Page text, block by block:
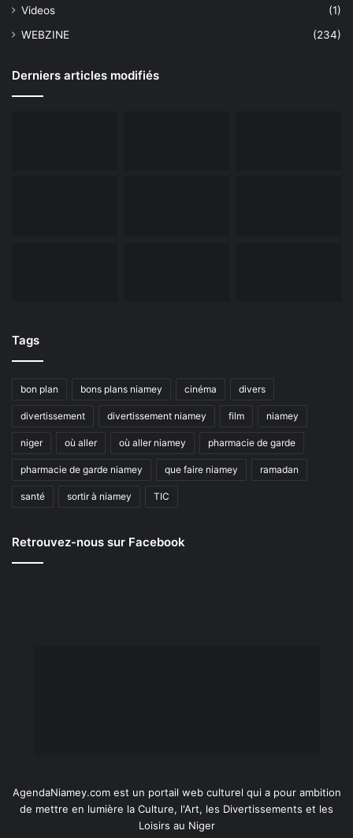
Videos
(1)
WEBZINE
(234)
Derniers articles modifiés
Tags
bon plan bons plans niamey cinéma divers
divertissement divertissement niamey film niamey
niger où aller où aller niamey pharmacie de garde
pharmacie de garde niamey que faire niamey ramadan
santé sortir à niamey TIC
Retrouvez-nous sur Facebook
AgendaNiamey.com est un portail web culturel qui a pour ambition
de mettre en lumière la Culture, l'Art, les Divertissements et les
Loisirs au Niger